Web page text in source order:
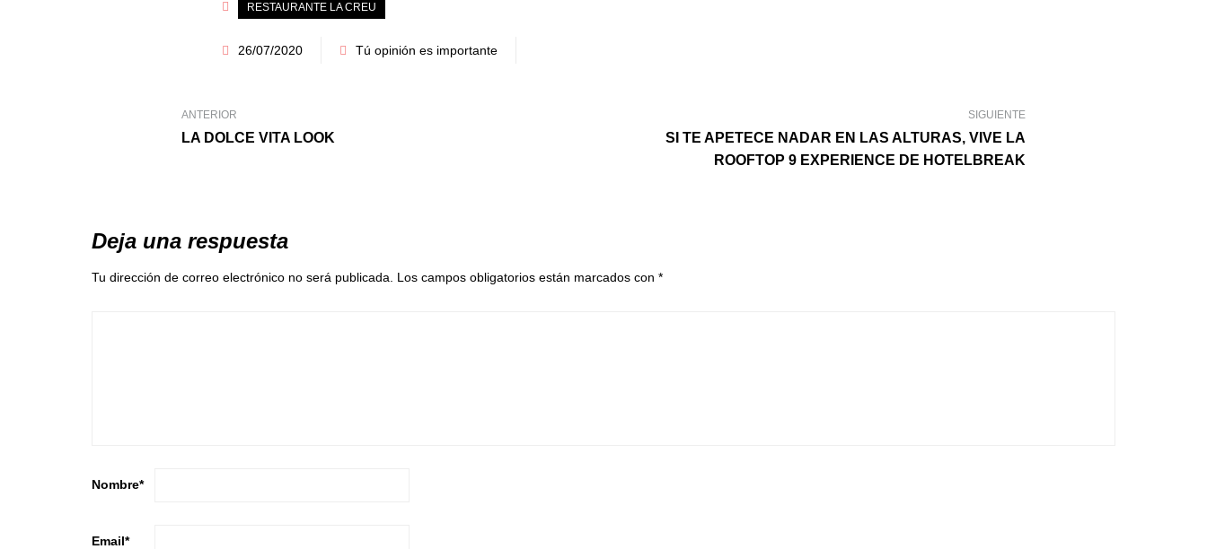
RESTAURANTE LA CREU
26/07/2020 Tú opinión es importante
ANTERIOR
LA DOLCE VITA LOOK
SIGUIENTE
SI TE APETECE NADAR EN LAS ALTURAS, VIVE LA
ROOFTOP 9 EXPERIENCE DE HOTELBREAK
Deja una respuesta
Tu dirección de correo electrónico no será publicada. Los campos obligatorios están marcados con *
Nombre*
Email*